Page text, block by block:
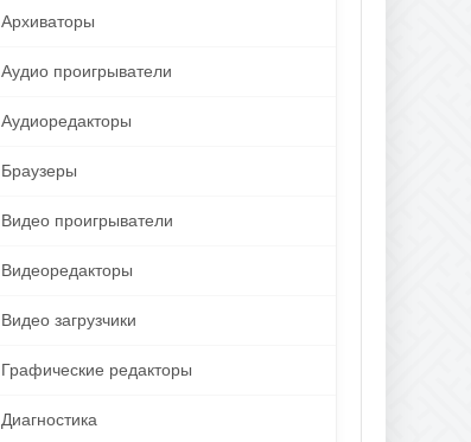
Архиваторы
Аудио проигрыватели
Аудиоредакторы
Браузеры
Видео проигрыватели
Видеоредакторы
Видео загрузчики
Графические редакторы
Диагностика